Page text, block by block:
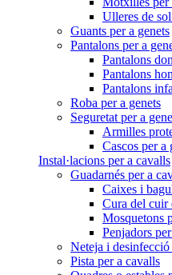
Ulleres de
Guants per a genets
Pantalons per a
Pantalons
Pantalons
Pantalons
Roba per a genets
Seguretat per a
Armilles
Cascos per a
Instal·lacions per a cavalls
Guadarnés per a
Caixes i
Cura del cuir
Mosquetons
Penjadors
Neteja i
Pista per a cavalls